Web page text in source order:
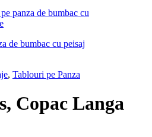
, Tablouri pe Panza
Copac Langa